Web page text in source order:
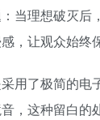
当理想破灭
，让观众始终
用了极简的
，这种留白